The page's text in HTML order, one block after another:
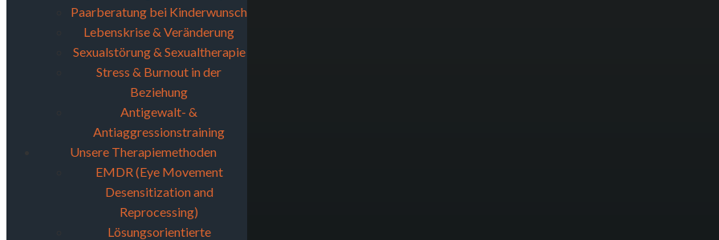
Paarberatung bei Kinderwunsch
Lebenskrise & Veränderung
Sexualstörung & Sexualtherapie
Stress & Burnout in der
Beziehung
Antigewalt- &
Antiaggressionstraining
Unsere Therapiemethoden
EMDR (Eye Movement
Desensitization and
Reprocessing)
Lösungsorientierte